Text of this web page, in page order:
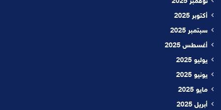
نوفمبر 2025
أكتوبر 2025
سبتمبر 2025
أغسطس 2025
يوليو 2025
يونيو 2025
مايو 2025
أبريل 2025